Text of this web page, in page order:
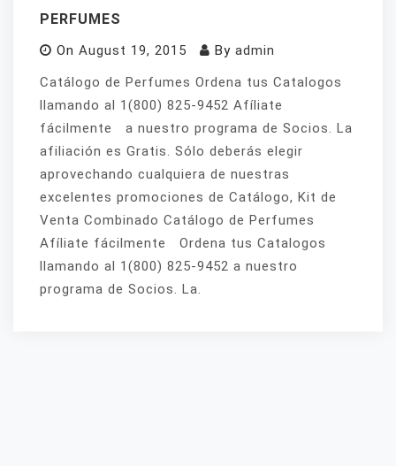
PERFUMES
On August 19, 2015 By admin
Catálogo de Perfumes Ordena tus Catalogos
llamando al 1(800) 825-9452 Afíliate
fácilmente a nuestro programa de Socios. La
afiliación es Gratis. Sólo deberás elegir
aprovechando cualquiera de nuestras
excelentes promociones de Catálogo, Kit de
Venta Combinado Catálogo de Perfumes
Afíliate fácilmente Ordena tus Catalogos
llamando al 1(800) 825-9452 a nuestro
programa de Socios. La.